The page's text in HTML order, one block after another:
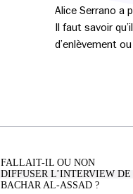
Alice Serrano a
Il faut savoir
d’enlèvement
FALLAIT-IL OU NON
DIFFUSER L’INTERVIEW DE
BACHAR AL-ASSAD ?